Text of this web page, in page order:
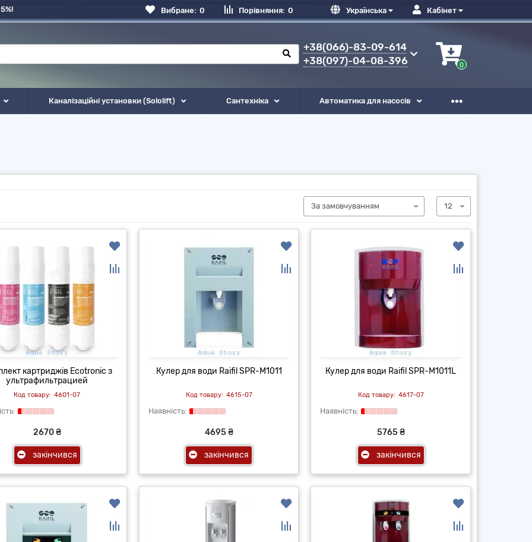
Кабінет
Українська
Порівняння: 0
Вибране: 0
+38(066)-83-09-614
+38(097)-04-08-396
0
Каналізаційні установки (Sololift) Сантехніка Автоматика для насосів
картриджів Ecotronic з
ультрафильтрацией
4601-07
2670 ₴
закінчився
Кулер для води Raifil SPR-M1011
4615-07
4695 ₴
закінчився
Кулер для води Raifil SPR-M1011L
4617-07
5765 ₴
закінчився